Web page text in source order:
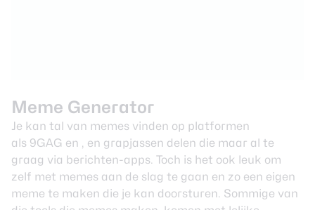
Meme Generator
Je kan tal van memes vinden op platformen
als 9GAG en , en grapjassen delen die maar al te
graag via berichten-apps. Toch is het ook leuk om
zelf met memes aan de slag te gaan en zo een eigen
meme te maken die je kan doorsturen. Sommige van